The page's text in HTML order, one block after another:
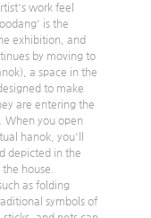
work feel
is the
exhibition, and
by moving to
a space in the
to make
are entering the
When you open
hanok, you'll
depicted in the
house.
as folding
symbols of